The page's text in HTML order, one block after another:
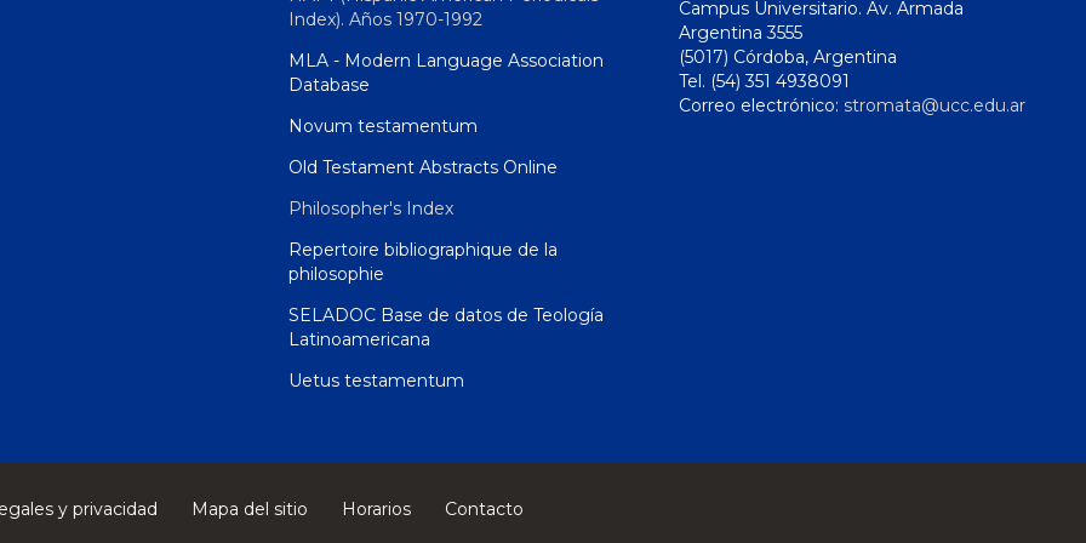
Index). Años 1970-1992
MLA - Modern Language Association
Database
Novum testamentum
Old Testament Abstracts Online
Philosopher's Index
Repertoire bibliographique de la
philosophie
SELADOC Base de datos de Teología
Latinoamericana
Uetus testamentum
Campus Universitario. Av. Armada
Argentina 3555
(5017) Córdoba, Argentina
Tel. (54) 351 4938091
Correo electrónico: stromata@ucc.edu.ar
y privacidad Mapa del sitio Horarios
Contacto